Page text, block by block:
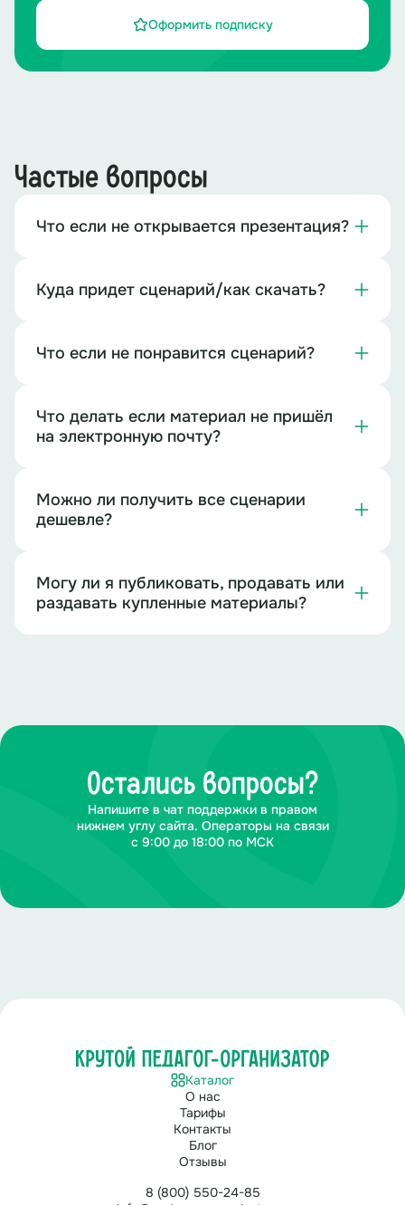
Оформить подписку
Частые вопросы
Что если не открывается презентация?
Куда придет сценарий/как скачать?
Что если не понравится сценарий?
Что делать если материал не пришёл
на электронную почту?
Можно ли получить все сценарии
дешевле?
Могу ли я публиковать, продавать или
раздавать купленные материалы?
Остались вопросы?
Напишите в чат поддержки в правом
нижнем углу сайта. Операторы на связи
с 9:00 до 18:00 по МСК
Каталог
О нас
Тарифы
Контакты
Блог
Отзывы
8 (800) 550-24-85